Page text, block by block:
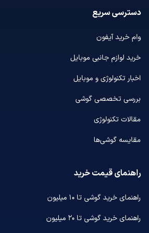
دسترسی سریع
وام خرید آیفون
خرید لوازم جانبی موبایل
اخبار تکنولوژی و موبایل
بررسی تخصصی گوشی
مقالات تکنولوژی
مقایسه گوشی‌ها
راهنمای قیمت خرید
راهنمای خرید گوشی تا ۱۰ میلیون
راهنمای خرید گوشی تا ۲۰ میلیون